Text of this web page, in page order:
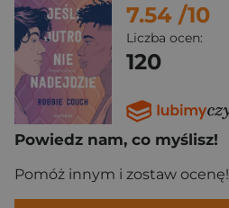
7.54 /10
Liczba ocen:
120
Powiedz nam, co myślisz!
Pomóż innym i zostaw ocenę!